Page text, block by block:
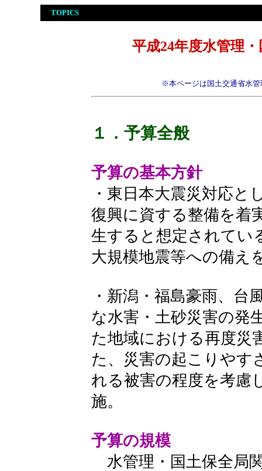
TOPICS
平成24年度水管理
※本ページは国土交通省水
１．予算全般
予算の基本方針
・東日本大震災対応と
復興に資する整備を着
生すると想定されてい
大規模地震等への備え
・新潟・福島豪雨、台
な水害・土砂災害の発
た地域における再度災
た、災害の起こりやす
れる被害の程度を考慮
施。
予算の規模
水管理・国土保全